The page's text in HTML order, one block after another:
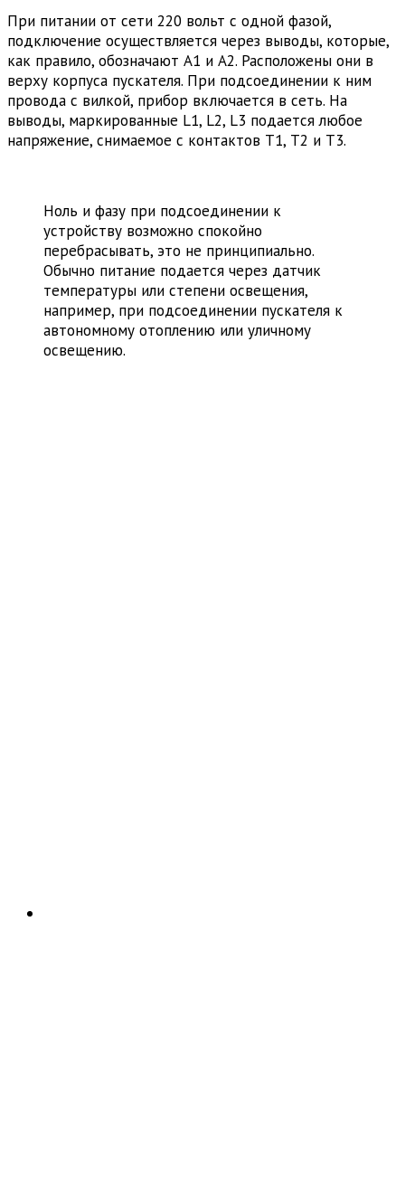
При питании от сети 220 вольт с одной фазой,
подключение осуществляется через выводы, которые,
как правило, обозначают А1 и А2. Расположены они в
верху корпуса пускателя. При подсоединении к ним
провода с вилкой, прибор включается в сеть. На
выводы, маркированные L1, L2, L3 подается любое
напряжение, снимаемое с контактов Т1, Т2 и Т3.
Ноль и фазу при подсоединении к
устройству возможно спокойно
перебрасывать, это не принципиально.
Обычно питание подается через датчик
температуры или степени освещения,
например, при подсоединении пускателя к
автономному отоплению или уличному
освещению.